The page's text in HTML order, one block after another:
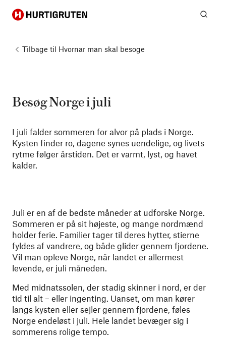
Hurtigruten
Tilbage til Hvornar man skal besoge
Besøg Norge i juli
I juli falder sommeren for alvor på plads i Norge.
Kysten finder ro, dagene synes uendelige, og livets
rytme følger årstiden. Det er varmt, lyst, og havet
kalder.
Juli er en af de bedste måneder at udforske Norge.
Sommeren er på sit højeste, og mange nordmænd
holder ferie. Familier tager til deres hytter, stierne
fyldes af vandrere, og både glider gennem fjordene.
Vil man opleve Norge, når landet er allermest
levende, er juli måneden.
Med midnatssolen, der stadig skinner i nord, er der
tid til alt – eller ingenting. Uanset, om man kører
langs kysten eller sejler gennem fjordene, føles
Norge endeløst i juli. Hele landet bevæger sig i
sommerens rolige tempo.